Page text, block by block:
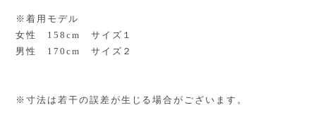
※着用モデル
女性 158cm サイズ１
男性 170cm サイズ２
※寸法は若干の誤差が生じる場合がございます。